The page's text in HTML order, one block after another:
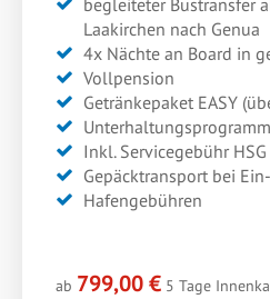
begleiteter Bustransfer
Laakirchen nach Genua
4x Nächte an Board in
Vollpension
Getränkepaket EASY
Inkl. Servicegebühr HSG
Gepäcktransport bei
Hafengebühren
ab 799,00 € 5 Tage